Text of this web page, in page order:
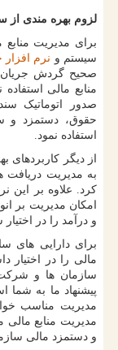
لزوم بهره مندی از
برای مدیریت
سیستم و نرم افزار
صحیح گردش
منابع مالی
صدور اتوماتیک
حقوق، دستمزد و
استفاده نمود.
از دیگر
به مدیریت دریافت
کرد. علاوه بر این
امکان مدیریت بر
و درآمد را در
برای دارایی های
مالی را در اختیار
سازمان ها و
پیشنهاد ما به شما
مدیریت مناسب
مدیریت منابع
و دستمزد مالی